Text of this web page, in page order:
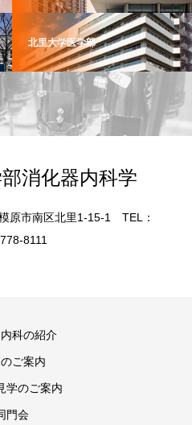
北里大学医学部
消化器内科学
原市南区北里1-15-1 TEL：
8111
科の紹介
ご案内
学のご案内
門会